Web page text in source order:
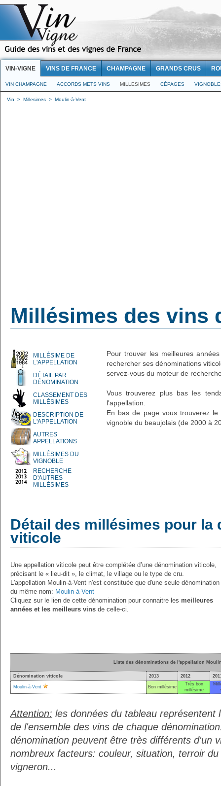
VIN-VIGNE VINS DE FRANCE CHAMPAGNE GRANDS CRUS
VIN CHAMPAGNE ACCORDS METS VINS MILLESIMES CÉPAGES
Vin > Millesimes > Moulin-à-Vent
Millésimes des vins
MILLÉSIME DE
L'APPELLATION
DÉTAIL PAR
DÉNOMINATION
CLASSEMENT DES
MILLÉSIMES
DESCRIPTION DE
L'APPELLATION
AUTRES
APPELLATIONS
MILLÉSIMES DU
VIGNOBLE
RECHERCHE
D'AUTRES
MILLÉSIMES
Pour trouver les meilleures
rechercher ses dénominations
servez-vous du moteur de
Vous trouverez plus bas les
l'appellation.
En bas de page vous trouverez
vignoble du beaujolais (de 2000 à
Détail des millésimes pour la
viticole
Une appellation viticole peut être complétée d’une dénomination viticole,
précisant le « lieu-dit », le climat, le village ou le type de cru.
L'appellation Moulin-à-Vent n'est constituée que d'une seule dénomination
du même nom: Moulin-à-Vent
Cliquez sur le lien de cette dénomination pour connaitre les meilleures
années et les meilleurs vins de celle-ci.
Liste des dénominations de l'appellation
Dénomination viticole 2013 2012
Moulin-à-Vent Bon millésime
Très bon
millésime
Attention: les données du tableau représentent
de l'ensemble des vins de chaque
dénomination peuvent être très différents d'un
nombreux facteurs: couleur, situation, terroir
vigneron...